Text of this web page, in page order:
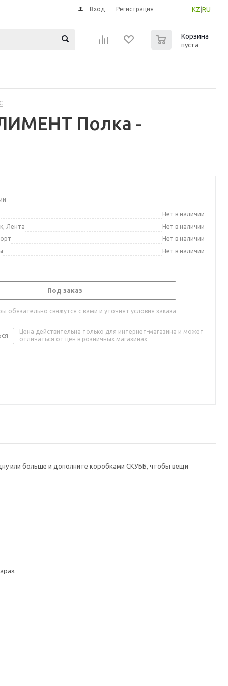
KZ RU
Вход Регистрация
Корзина
пуста
Полка -
Нет в наличии
Лента
Нет в наличии
Нет в наличии
Нет в наличии
Под заказ
обязательно свяжутся с вами и уточнят условия заказа
Цена действительна только для интернет-магазина и может
отличаться от цен в розничных магазинах
или больше и дополните коробками СКУББ, чтобы вещи